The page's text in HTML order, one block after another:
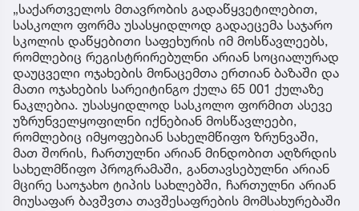
„საქართველოს მთავრობის გადაწყვეტილებით,
სასკოლო ფორმა უსასყიდლოდ გადაეცემა საჯარო
სკოლის დაწყებითი საფეხურის იმ მოსწავლეებს,
რომლებიც რეგისტრირებულნი არიან სოციალურად
დაუცველი ოჯახების მონაცემთა ერთიან ბაზაში და
მათი ოჯახების სარეიტინგო ქულა 65 001 ქულაზე
ნაკლებია. უსასყიდლოდ სასკოლო ფორმით ასევე
უზრუნველყოფილნი იქნებიან მოსწავლეები,
რომლებიც იმყოფებიან სახელმწიფო ზრუნვაში,
მათ შორის, ჩართულნი არიან მინდობით აღზრდის
სახელმწიფო პროგრამაში, განთავსებულნი არიან
მცირე საოჯახო ტიპის სახლებში, ჩართულნი არიან
მიუსაფარ ბავშვთა თავშესაფრების მომსახურებაში